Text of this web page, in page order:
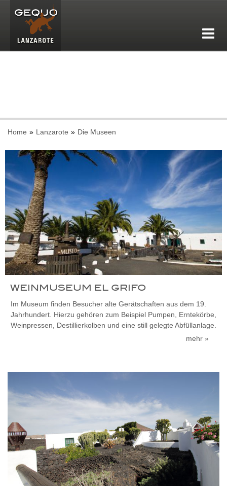
Home Lanzarote Die Museen
WEINMUSEUM EL GRIFO
Im Museum finden Besucher alte Gerätschaften aus dem 19.
Jahrhundert. Hierzu gehören zum Beispiel Pumpen, Erntekörbe,
Weinpressen, Destillierkolben und eine still gelegte Abfüllanlage.
mehr »